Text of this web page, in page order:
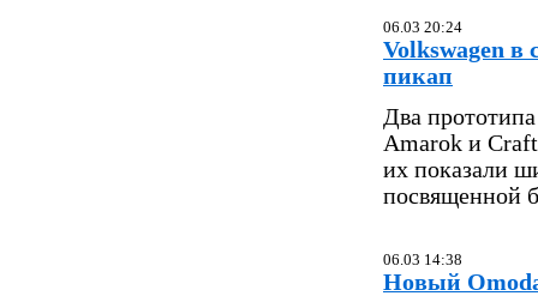
06.03 20:24
Volkswagen в
пикап
Два
Amarok и
их показали
посвященной
06.03 14:38
Новый Omoda